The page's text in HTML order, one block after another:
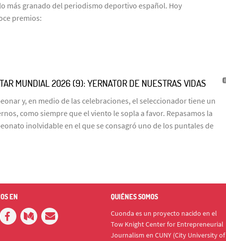
más granado del periodismo deportivo español. Hoy
premios:
MUNDIAL 2026 (9): YERNATOR DE NUESTRAS VIDAS
y, en medio de las celebraciones, el seleccionador tiene un
como siempre que el viento le sopla a favor. Repasamos la
inolvidable en el que se consagró uno de los puntales de
EN QUIÉNES SOMOS
Cuonda es un proyecto nacido en el
Tow Knight Center for Entrepreneurial
Journalism en CUNY (City University of